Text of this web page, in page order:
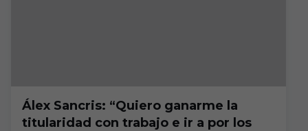
Álex Sancris: “Quiero ganarme la
titularidad con trabajo e ir a por los